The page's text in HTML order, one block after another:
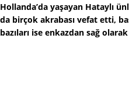
Hollanda’da yaşayan Hataylı
da birçok akrabası vefat etti,
bazıları ise enkazdan sağ